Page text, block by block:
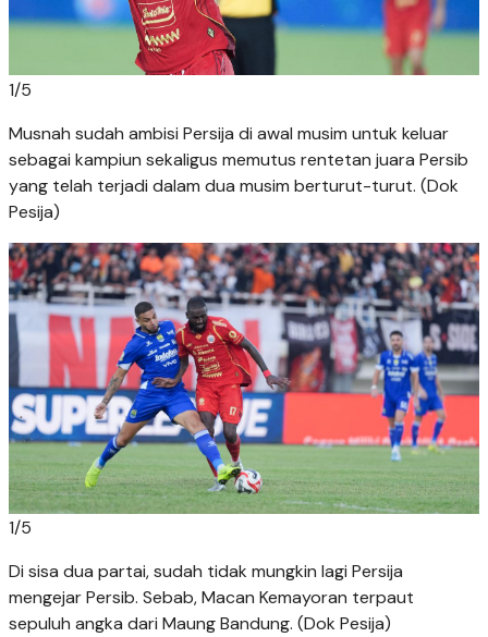
1/5
Musnah sudah ambisi Persija di awal musim untuk keluar
sebagai kampiun sekaligus memutus rentetan juara Persib
yang telah terjadi dalam dua musim berturut-turut. (Dok
Pesija)
1/5
Di sisa dua partai, sudah tidak mungkin lagi Persija
mengejar Persib. Sebab, Macan Kemayoran terpaut
sepuluh angka dari Maung Bandung. (Dok Pesija)